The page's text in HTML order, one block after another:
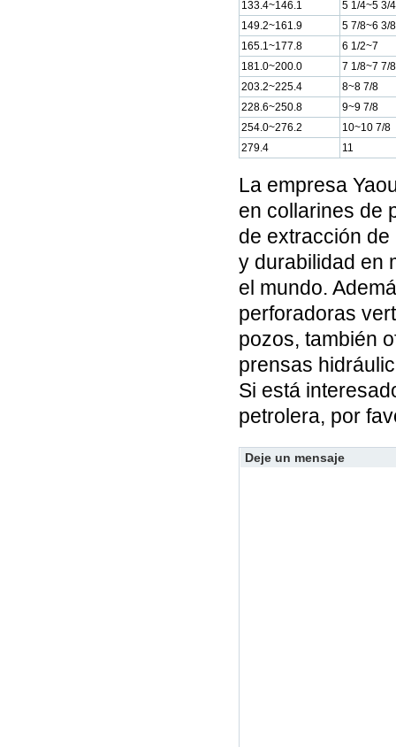
133.4~146.1
5 1/4~5 3/4
149.2~161.9
5 7/8~6 3/8
165.1~177.8
6 1/2~7
181.0~200.0
7 1/8~7 7/8
203.2~225.4
8~8 7/8
228.6~250.8
9~9 7/8
254.0~276.2
10~10 7/8
279.4
11
La empresa
en collarines de
de extracción
y durabilidad en
el mundo.
perforadoras
pozos, también
prensas
Si está
petrolera, por
Deje un mensaje